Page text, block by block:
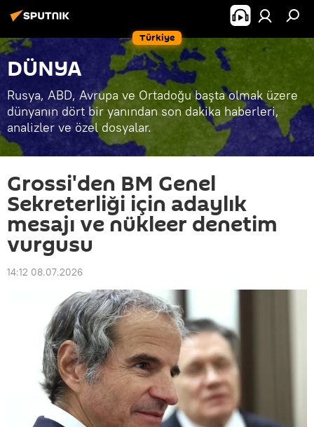
Türkiye
DÜNYA
Rusya, ABD, Avrupa ve Ortadoğu başta olmak üzere
dünyanın dört bir yanından son dakika haberleri,
analizler ve özel dosyalar.
Grossi'den BM Genel
Sekreterliği için adaylık
mesajı ve nükleer denetim
vurgusu
14:12 08.07.2026